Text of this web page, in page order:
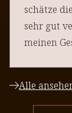
schätze
sehr gut
meinen
Alle